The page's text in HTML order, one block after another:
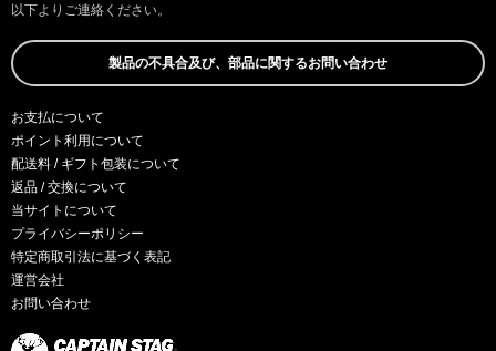
以下よりご連絡ください。
製品の不具合及び、部品に関するお問い合わせ
お支払について
ポイント利用について
配送料 / ギフト包装について
返品 / 交換について
当サイトについて
プライバシーポリシー
特定商取引法に基づく表記
運営会社
お問い合わせ